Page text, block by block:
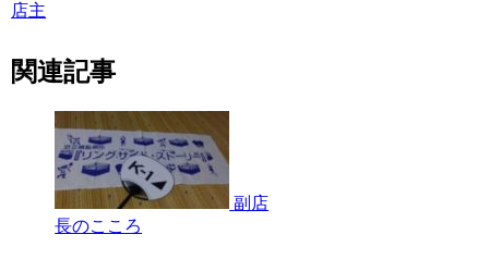
店主
関連記事
副店
長のこころ